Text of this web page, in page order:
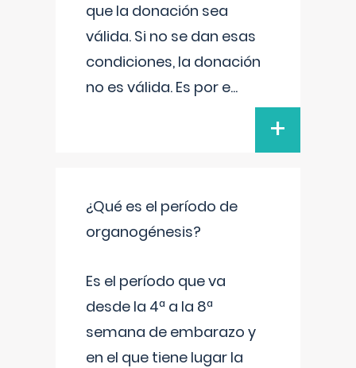
que la donación sea
válida. Si no se dan esas
condiciones, la donación
no es válida. Es por e...
+
¿Qué es el período de
organogénesis?
Es el período que va
desde la 4ª a la 8ª
semana de embarazo y
en el que tiene lugar la